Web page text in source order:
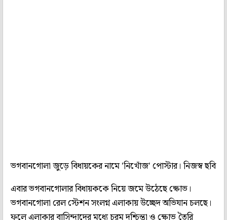
ভগবানগোলা জুড়ে বিধায়কের নামে 'নিখোঁজ' পোস্টার। নিজস্ব ছবি
এবার ভগবানগোলার বিধায়ককে নিয়ে জমে উঠেছে ক্ষোভ।
ভগবানগোলা রেল স্টেশন সংলগ্ন এলাকায় উচ্ছেদ অভিযান চলছে।